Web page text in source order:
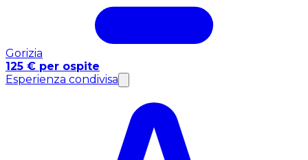
Gorizia
125 € per ospite
Esperienza condivisa